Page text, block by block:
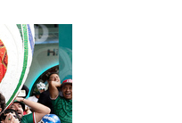
ВСУ на
для
базы в